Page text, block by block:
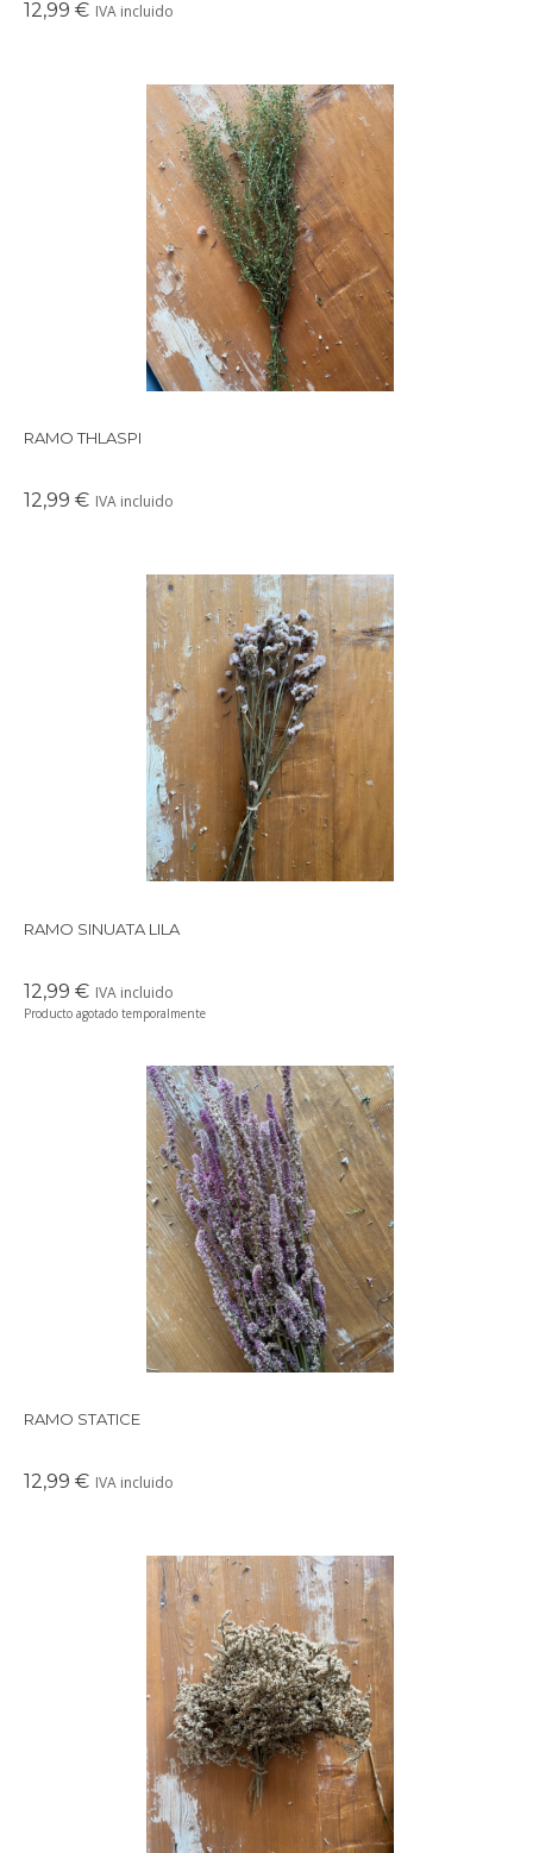
12,99 € IVA incluido
Precioso ramo de flores secas en tonos suaves y delicados,
perfectos para crear un ambiente cálido en cualquier rincón de
RAMO THLASPI
12,99 € IVA incluido
Precioso ramo de flores secas en tonos suaves y delicados,
perfectos para crear un ambiente cálido en cualquier rincón de
RAMO SINUATA LILA
12,99 € IVA incluido
Producto agotado temporalmente
Precioso ramo de flores secas en tonos suaves y delicados,
perfectos para crear un ambiente cálido en cualquier rincón de
RAMO STATICE
12,99 € IVA incluido
Precioso ramo de flores secas en tonos suaves y delicados,
perfectos para crear un ambiente cálido en cualquier rincón de